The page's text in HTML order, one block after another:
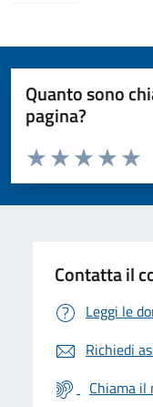
Quanto sono
pagina?
Valuta da 1 a 5 stelle la
Valuta 4
Valuta 3
Valuta 2 stelle
Valuta 1 stelle su 5
Contatta il
Leggi le
Richiedi
Chiama